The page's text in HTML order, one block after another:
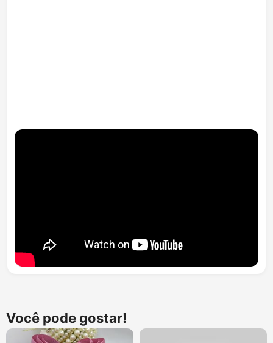
Você pode gostar!